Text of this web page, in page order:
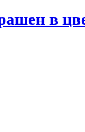
в